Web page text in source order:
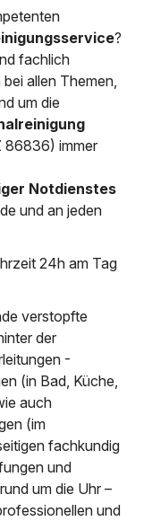
Notdienst
Preise
und
Reinigung
von
-
und Pumpen
Entleerung
von
Services mit
?
fachlich
allen Themen,
um die
86836) immer
Notdienstes
und an jeden
24h am Tag
verstopfte
der
-
(in Bad, Küche,
auch
(im
fachkundig
und
um die Uhr –
und